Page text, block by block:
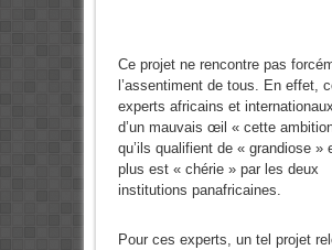
Ce projet ne rencontre pas
l’assentiment de tous. En effet,
experts africains et
d’un mauvais œil « cette
qu’ils qualifient de « grandiose »
plus est « chérie » par les deux
institutions panafricaines.
Pour ces experts, un tel projet